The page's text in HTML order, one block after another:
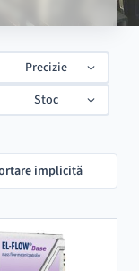
Precizie
Stoc